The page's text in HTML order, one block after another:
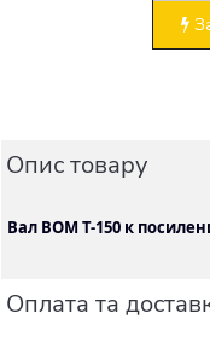
Опис товару
Вал ВОМ Т-150 к
Оплата та